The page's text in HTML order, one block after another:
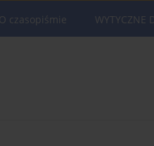
O czasopiśmie WYTYCZNE